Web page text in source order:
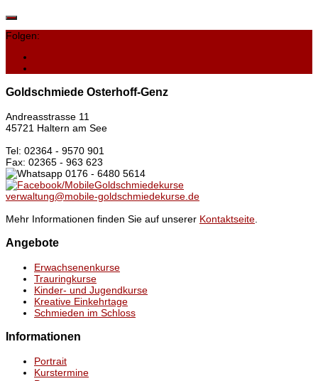
Folgen:
Goldschmiede Osterhoff-Genz
Andreasstrasse 11
45721 Haltern am See
Tel: 02364 - 9570 901
Fax: 02365 - 963 623
0176 - 6480 5614
/MobileGoldschmiedekurse
verwaltung@mobile-goldschmiedekurse.de
Mehr Informationen finden Sie auf unserer Kontaktseite
Angebote
Erwachsenenkurse
Trauringkurse
Kinder- und Jugendkurse
Kreative Einkehrtage
Schmieden im Schloss
Informationen
Portrait
Kurstermine